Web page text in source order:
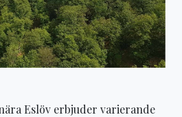
Eslöv erbjuder varierande